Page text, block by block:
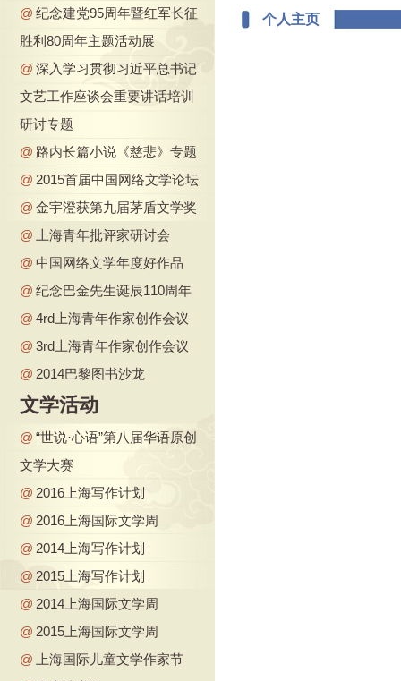
@ 纪念建党95周年暨红军长征
胜利80周年主题活动展
@ 深入学习贯彻习近平总书记
文艺工作座谈会重要讲话培训
研讨专题
@ 路内长篇小说《慈悲》专题
@ 2015首届中国网络文学论坛
@ 金宇澄获第九届茅盾文学奖
@
上海青年批评家研讨会
@ 中国网络文学年度好作品
@ 纪念巴金先生诞辰110周年
@ 4rd上海青年作家创作会议
@ 3rd上海青年作家创作会议
@ 2014巴黎图书沙龙
文学活动
@ “世说·心语”第八届华语原创
文学大赛
@ 2016上海写作计划
@ 2016上海国际文学周
@ 2014上海写作计划
@ 2015上海写作计划
@ 2014上海国际文学周
@ 2015上海国际文学周
@
上海国际儿童文学作家节
个人主页